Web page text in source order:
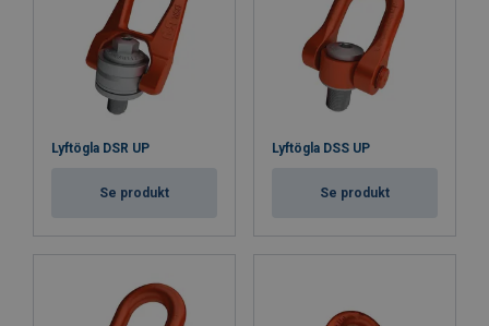
Lyftögla DSR UP
Se produkt
Lyftögla DSS UP
Se produkt